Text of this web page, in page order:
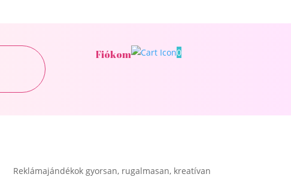
Fiókom 0
Reklámajándékok gyorsan, rugalmasan, kreatívan